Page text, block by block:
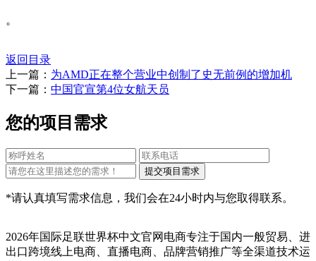
。
返回目录
上一篇： 为AMD正在整个营业中创制了史无前例的增加机
下一篇： 中国官宣第4位女航天员
您的项目需求
*请认真填写需求信息，我们会在24小时内与您取得联系。
2026年国际足联世界杯中文官网电商专注于国内一般贸易、进
出口跨境线上电商、直播电商、品牌营销推广等全渠道技术运